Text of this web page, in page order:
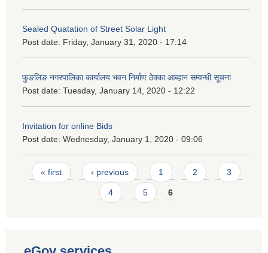
Sealed Quatation of Street Solar Light
Post date: Friday, January 31, 2020 - 17:14
फुङलिङ नगरपालिका कार्यालय भवन निर्माण ठेक्का आब्हान सम्वन्धी सूचना
Post date: Tuesday, January 14, 2020 - 12:22
Invitation for online Bids
Post date: Wednesday, January 1, 2020 - 09:06
Pages
« first ‹ previous 1 2 3
4 5 6